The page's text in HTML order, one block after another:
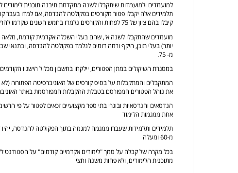
למועמדים ולמועמדות שיתקבלו לשנה מתקדמת תיבנה תוכנית
תלמידים אלה יקבלו פטור מקורסים בפקולטה להנדסה, אם למדו בעבר
קיבלו בהם ציון של 75 לפחות והקורסים נלמדו בחמש השנים שקדמו להרשמה הנוכחית.
מועמדים שהתקבלו לשנה א', שהם בעלי השכלה אקדמית קודמת, מלאה
יותר) בעלי תוכן, היקף ורמה דומים לנלמד בפקולטה להנדסה, ובתנאי
מ- 75.
במסגרת השיקולים במתן הפטורים, יילקחו בחשבון מכלול הישגיו
המתקבלים והמתקבלות על בסיס קורסים של האוניברסיטה הפתוחה (לא
את נוהל הפטורים המפורסם בטבלת ההקבלות המפורסמת באתר
הנדסאים והנדסאיות ובוגרי בתי ספר מקצועיים זכאים לפטור על פי
אחת ממגמות הלימוד
תלמידים ותלמידות שעברו ממגמה למגמה בתוך הפקולטה להנדסה, יהיו
מ-60 ומעלה
בכל מקרה של קבלה על סמך "לימודים אקדמיים קודמים" על הסטודנט
מתוכנית הלימודים, ולא פחות משנה וחצי